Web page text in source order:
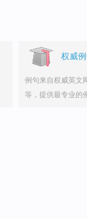
权威
例句来自权威英文
等，提供最专业的